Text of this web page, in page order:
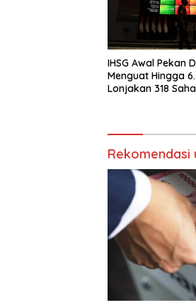
IHSG Awal Pekan
Menguat Hingga
Lonjakan 318
Rekomendasi